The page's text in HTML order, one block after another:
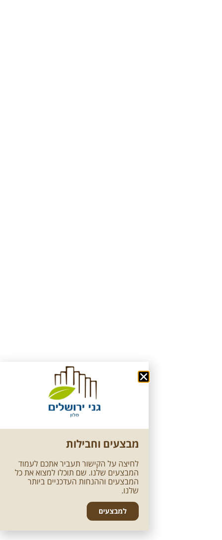
מבצעים וחבילות
לחיצה על הקישור תעביר אתכם לעמוד
המבצעים שלנו. שם תוכלו למצוא את כל
המבצעים וההנחות העדכניים ביותר
שלנו.
למבצעים